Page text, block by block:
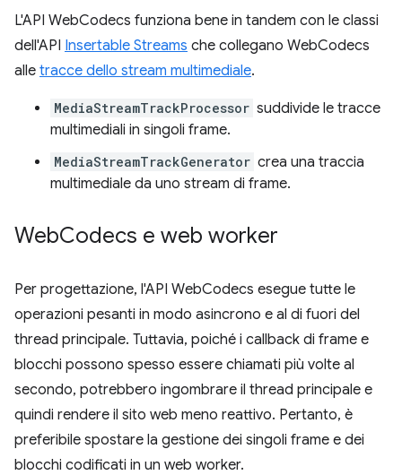
L'API WebCodecs funziona bene in tandem con le classi
dell'API Insertable Streams che collegano WebCodecs
alle tracce dello stream multimediale.
MediaStreamTrackProcessor suddivide le tracce
multimediali in singoli frame.
MediaStreamTrackGenerator crea una traccia
multimediale da uno stream di frame.
WebCodecs e web worker
Per progettazione, l'API WebCodecs esegue tutte le
operazioni pesanti in modo asincrono e al di fuori del
thread principale. Tuttavia, poiché i callback di frame e
blocchi possono spesso essere chiamati più volte al
secondo, potrebbero ingombrare il thread principale e
quindi rendere il sito web meno reattivo. Pertanto, è
preferibile spostare la gestione dei singoli frame e dei
blocchi codificati in un web worker.